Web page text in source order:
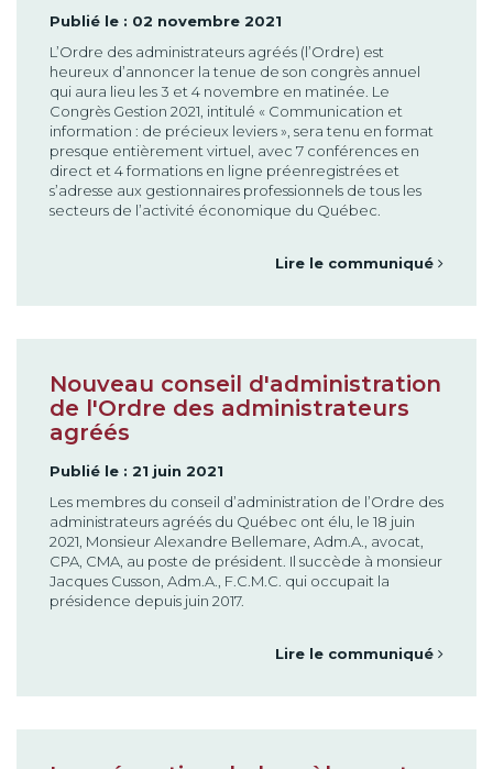
Publié le : 02 novembre 2021
L’Ordre des administrateurs agréés (l’Ordre) est
heureux d’annoncer la tenue de son congrès annuel
qui aura lieu les 3 et 4 novembre en matinée. Le
Congrès Gestion 2021, intitulé « Communication et
information : de précieux leviers », sera tenu en format
presque entièrement virtuel, avec 7 conférences en
direct et 4 formations en ligne préenregistrées et
s’adresse aux gestionnaires professionnels de tous les
secteurs de l’activité économique du Québec.
Lire le communiqué
Nouveau conseil d'administration
de l'Ordre des administrateurs
agréés
Publié le : 21 juin 2021
Les membres du conseil d’administration de l’Ordre des
administrateurs agréés du Québec ont élu, le 18 juin
2021, Monsieur Alexandre Bellemare, Adm.A., avocat,
CPA, CMA, au poste de président. Il succède à monsieur
Jacques Cusson, Adm.A., F.C.M.C. qui occupait la
présidence depuis juin 2017.
Lire le communiqué